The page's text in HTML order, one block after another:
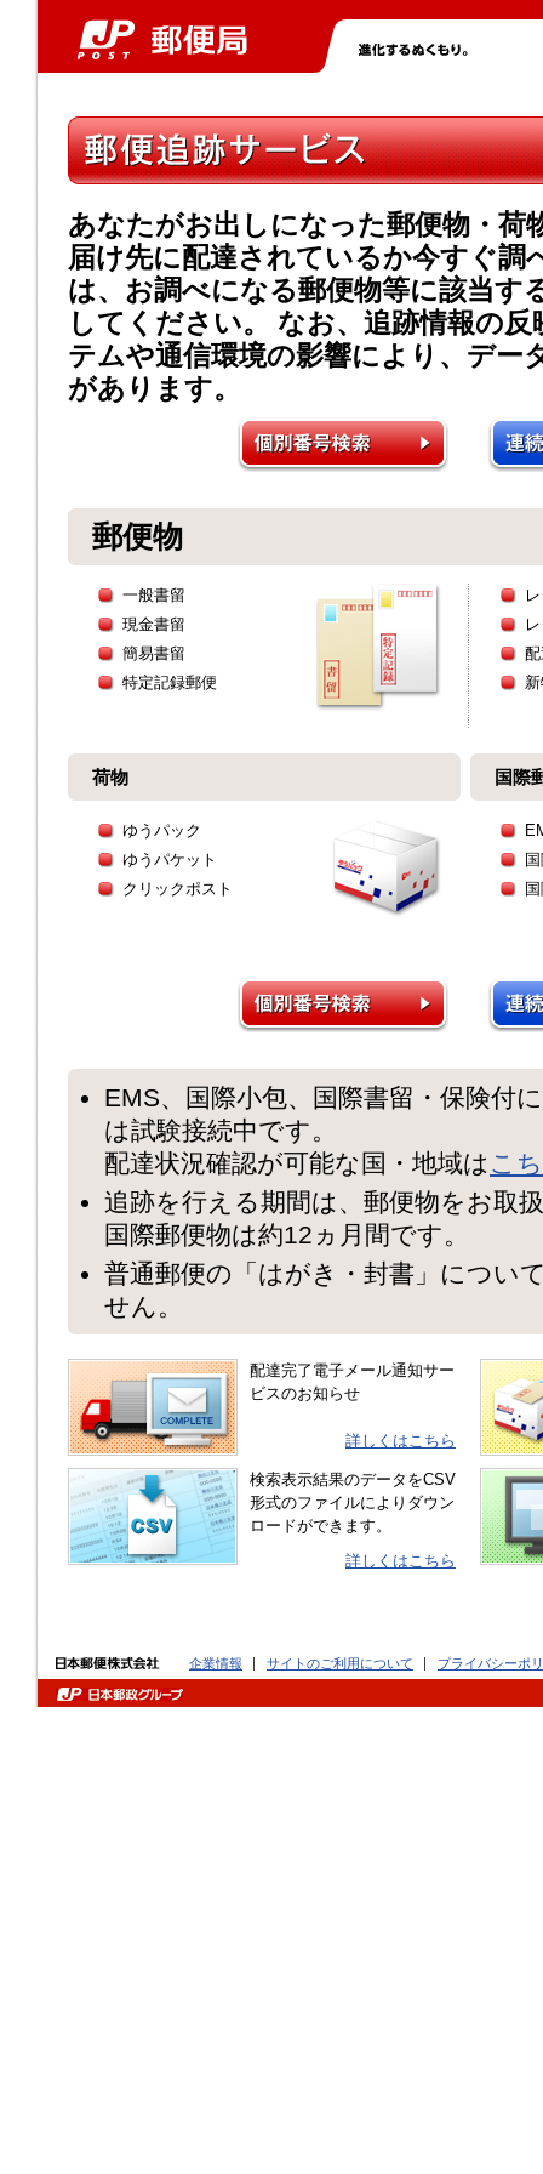
あなたがお出しになった郵便物・荷
届け先に配達されているか今すぐ調
は、お調べになる郵便物等に該当す
してください。 なお、追跡情報の
テムや通信環境の影響により、デー
があります。
郵便物
一般書留
現金書留
簡易書留
特定記録郵便
荷物
ゆうパック
ゆうパケット
クリックポスト
国際
EMS、国際小包、国際書留・保険付
は試験接続中です。
配達状況確認が可能な国・地域は こ
追跡を行える期間は、郵便物をお取
国際郵便物は約12ヵ月間です。
普通郵便の「はがき・封書」につい
せん。
配達完了電子メール通知サー
ビスのお知らせ
詳しくはこちら
検索表示結果のデータをCSV
形式のファイルによりダウン
ロードができます。
詳しくはこちら
企業情報 サイトのご利用について プライバシーポ